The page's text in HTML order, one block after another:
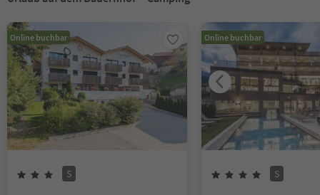
Online buchbar
S
Online buchbar
S